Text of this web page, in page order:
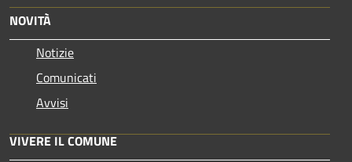
NOVITÀ
Notizie
Comunicati
Avvisi
VIVERE IL COMUNE